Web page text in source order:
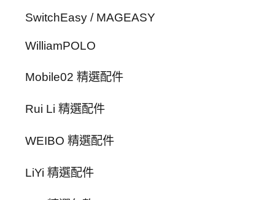
SwitchEasy / MAGEASY
WilliamPOLO
Mobile02 精選配件
Rui Li 精選配件
WEIBO 精選配件
LiYi 精選配件